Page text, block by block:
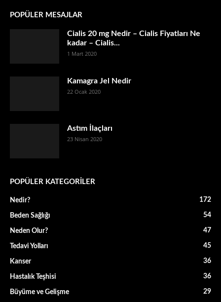
POPÜLER MESAJLAR
Cialis 20 mg Nedir – Cialis Fiyatları Ne
kadar – Cialis...
1 Mart 2020
Kamagra Jel Nedir
22 Ocak 2020
Astım İlaçları
23 Nisan 2020
POPÜLER KATEGORİLER
Nedir? 172
Beden Sağlığı 54
Neden Olur? 47
Tedavi Yolları 45
Kanser 36
Hastalık Teşhisi 36
Büyüme ve Gelişme 29